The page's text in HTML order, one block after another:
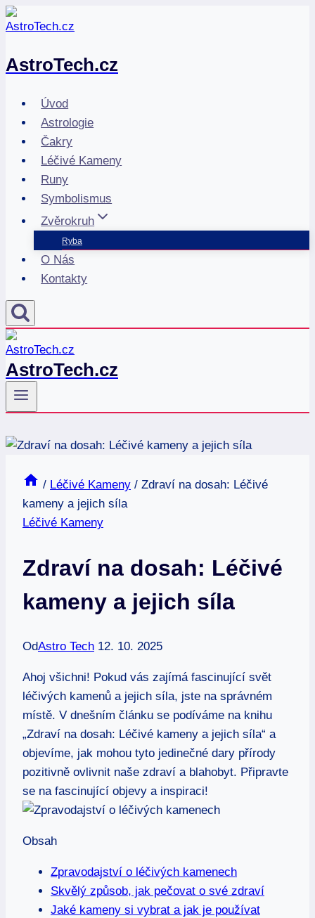
Přeskočit
na
AstroTech.cz
Úvod
Astrologie
Čakry
Léčivé Kameny
Runy
Symbolismus
Zvěrokruh
Ryba
O Nás
Kontakty
AstroTech.cz
/ Léčivé Kameny / Zdraví na dosah: Léčivé
kameny a jejich síla
Léčivé Kameny
Zdraví na dosah: Léčivé
kameny a jejich síla
OdAstro Tech 12. 10. 2025
Ahoj všichni! Pokud vás zajímá fascinující svět
léčivých kamenů a jejich síla, jste na správném
místě. V dnešním článku se podíváme na knihu
„Zdraví na dosah: Léčivé kameny a jejich síla“ a
objevíme, jak mohou tyto jedinečné dary přírody
pozitivně ovlivnit naše zdraví a blahobyt. Připravte
se na fascinující objevy a inspiraci!
Obsah
Zpravodajství o léčivých kamenech
Skvělý způsob, jak pečovat o své zdraví
Jaké kameny si vybrat a jak je používat